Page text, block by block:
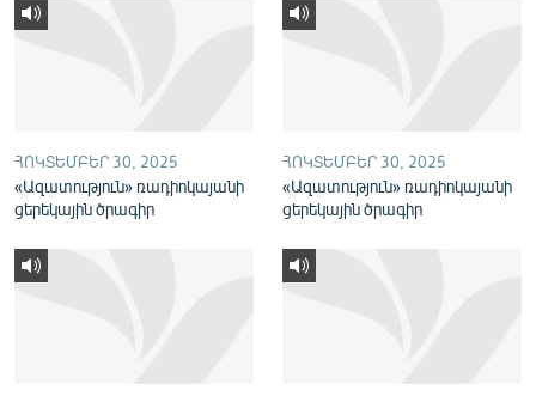
ՀՈԿՏԵՄԲԵՐ 30, 2025
«Ազատություն» ռադիոկայանի
ցերեկային ծրագիր
ՀՈԿՏԵՄԲԵՐ 30, 2025
«Ազատություն» ռադիոկայանի
ցերեկային ծրագիր